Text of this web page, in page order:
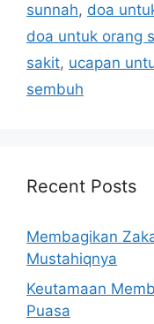
sunnah, doa
doa untuk orang
sakit, ucapan
sembuh
Recent Posts
Membagikan
Mustahiqnya
Keutamaan
Puasa